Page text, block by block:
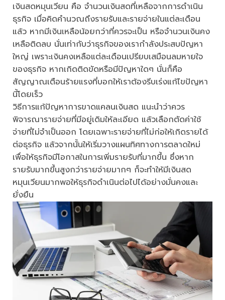
เงินสดหมุนเวียน คือ จำนวนเงินสดที่เหลือจากการดำเนิน
ธุรกิจ เมื่อคิดคำนวณถึงรายรับและรายจ่ายในแต่ละเดือน
แล้ว หากมีเงินเหลือน้อยกว่าที่ควรจะเป็น หรือจำนวนเงินคง
เหลือติดลบ นั่นเท่ากับว่าธุรกิจของเรากำลังประสบปัญหา
ใหญ่ เพราะเงินคงเหลือแต่ละเดือนเปรียบเสมือนลมหายใจ
ของธุรกิจ หากเกิดติดขัดหรือมีปัญหาใดๆ นั่นก็คือ
สัญญาณเตือนร้ายแรงที่บอกให้เราต้องรีบเร่งแก้ไขปัญหา
นี้โดยเร็ว
วิธีการแก้ปัญหาการขาดแคลนเงินสด แนะนำว่าควร
พิจารณารายจ่ายที่มีอยู่เดิมให้ละเอียด แล้วเลือกตัดค่าใช้
จ่ายที่ไม่จำเป็นออก โดยเฉพาะรายจ่ายที่ไม่ก่อให้เกิดรายได้
ต่อธุรกิจ แล้วจากนั้นให้เริ่มวางแผนทิศทางการตลาดใหม่
เพื่อให้ธุรกิจมีโอกาสในการเพิ่มรายรับที่มากขึ้น ซึ่งหาก
รายรับมากขึ้นสูงกว่ารายจ่ายมากๆ ก็จะทำให้มีเงินสด
หมุนเวียนมากพอให้ธุรกิจดำเนินต่อไปได้อย่างมั่นคงและ
ยั่งยืน